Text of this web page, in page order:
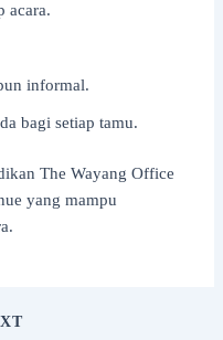
acara.
informal.
bagi setiap tamu.
The Wayang Office
yang mampu